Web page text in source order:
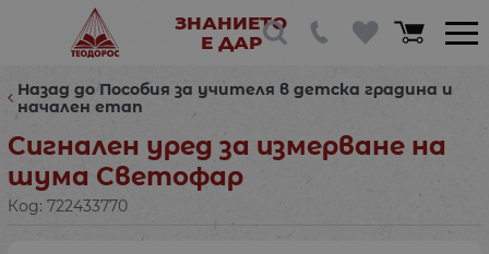
ЗНАНИЕТО
Е ДАР
Назад до Пособия за учителя в детска градина и
начален етап
Сигнален уред за измерване на
шума Светофар
Код: 722433770